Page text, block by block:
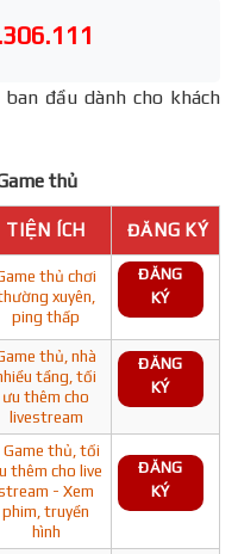
đầu dành cho khách
thủ
TIỆN ÍCH ĐĂNG KÝ
thủ chơi
xuyên,
ping thấp
ĐĂNG
KÝ
thủ, nhà
tầng, tối
ưu thêm cho
livestream
ĐĂNG
KÝ
Game thủ, tối
thêm cho live
- Xem
phim, truyền
hình
ĐĂNG
KÝ